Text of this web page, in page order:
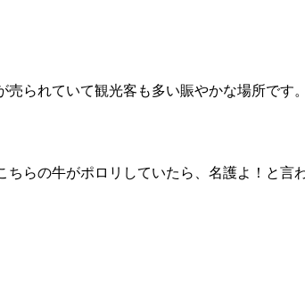
られていて観光客も多い賑やかな場所です。
らの牛がポロリしていたら、名護よ！と言